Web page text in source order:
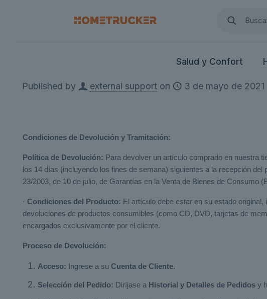
Salud y Confort
Published by external support on 3 de mayo de 2021
Condiciones de Devolución y Tramitación:
Política de Devolución: Para devolver un artículo comprado en nuestra
los 14 días (incluyendo los fines de semana) siguientes a la recepción
23/2003, de 10 de julio, de Garantías en la Venta de Bienes de Consumo
· Condiciones del Producto: El artículo debe estar en su estado
devoluciones de productos consumibles (como CD, DVD, tarjetas de
encargados exclusivamente por el cliente.
Proceso de Devolución:
Acceso: Ingrese a su Cuenta de Cliente.
Selección del Pedido: Diríjase a Historial y Detalles de Pedidosy